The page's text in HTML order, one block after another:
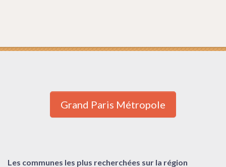
Grand Paris Métropole
Les communes les plus recherchées sur la région